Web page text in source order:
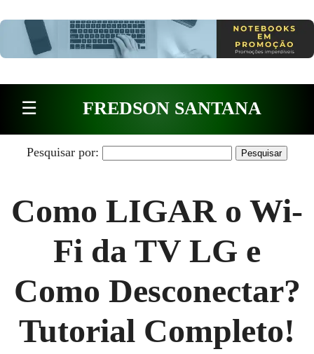
☰ FREDSON SANTANA
Pesquisar por:
Como LIGAR o Wi-
Fi da TV LG e
Como Desconectar?
Tutorial Completo!